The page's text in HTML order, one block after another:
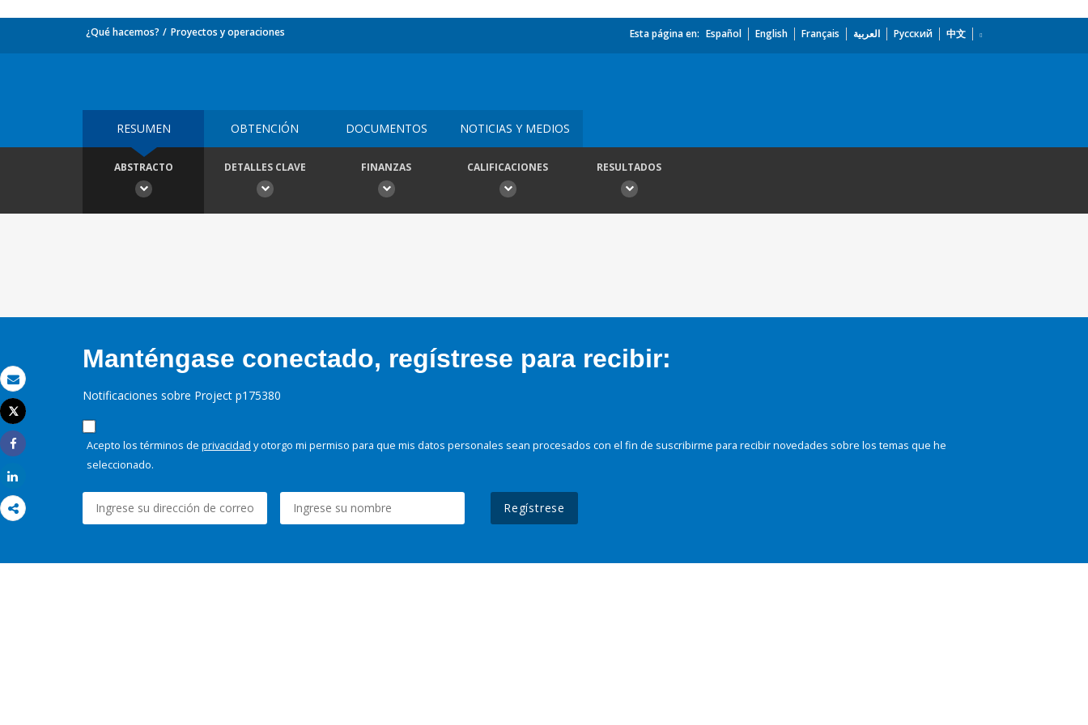
Correo electrónico
Imprimir
Tweet
Share
¿Qué hacemos? Proyectos y operaciones Esta página en: Español English Français العربية Русский 中文
RESUMEN OBTENCIÓN DOCUMENTOS NOTICIAS Y MEDIOS
ABSTRACTO DETALLES CLAVE FINANZAS CALIFICACIONES RESULTADOS
Manténgase conectado, regístrese para recibir:
Notificaciones sobre Project p175380
Acepto los términos de privacidad y otorgo mi permiso para que mis datos personales sean procesados con el fin de suscribirme para recibir novedades sobre los temas que he
seleccionado.
Regístrese